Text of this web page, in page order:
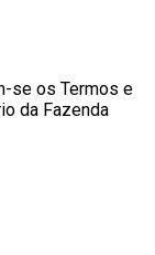
se os Termos e
da Fazenda